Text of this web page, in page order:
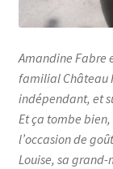
Amandine Fabre
familial Château
indépendant, et
Et ça tombe bien,
l’occasion de
Louise, sa